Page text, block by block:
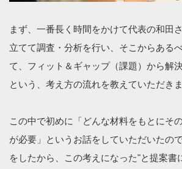
まず、一番長く時間をかけて代表の和田
立てて調査・分析を行い、そこからある
て、フィット＆ギャップ（課題）から解
という、考え方の流れを教えていただきま
この中で初めに「どんな材料をもとにそ
が必要」というお話をしていただいたの
をしたから、この考えになった"と提案書